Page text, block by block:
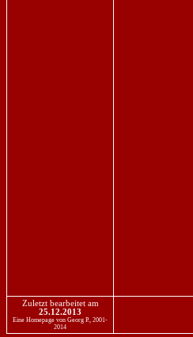
Zuletzt bearbeitet am
25.12.2013
Eine Homepage von Georg P., 2001-
2014